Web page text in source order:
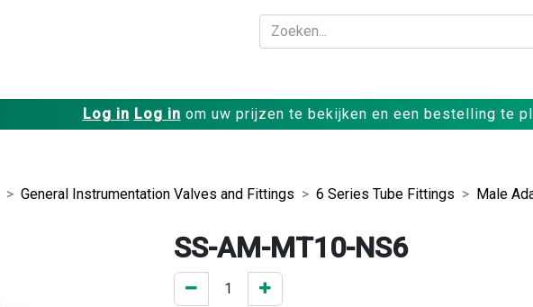
Log in Log in om uw prijzen te bekijken en een bestelling te
General Instrumentation Valves and Fittings 6 Series Tube Fittings Male
SS-AM-MT10-NS6